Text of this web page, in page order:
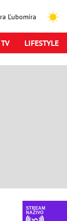
Ľubomíra
LIFESTYLE
STREAM
NAŽIVO